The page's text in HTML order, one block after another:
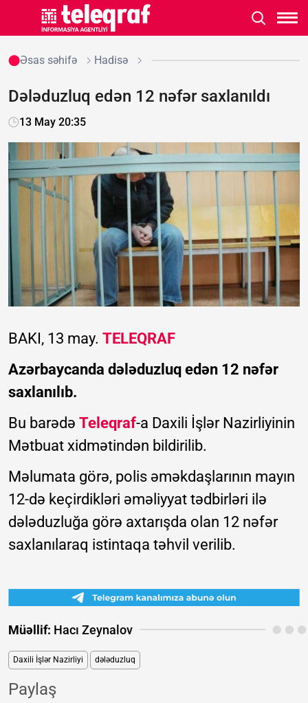
Əsas səhifə Hadisə
Dələduzluq edən 12 nəfər saxlanıldı
13 May 20:35
BAKI, 13 may. TELEQRAF
Azərbaycanda dələduzluq edən 12 nəfər
saxlanılıb.
Bu barədə Teleqraf-a Daxili İşlər Nazirliyinin
Mətbuat xidmətindən bildirilib.
Məlumata görə, polis əməkdaşlarının mayın
12-də keçirdikləri əməliyyat tədbirləri ilə
dələduzluğa görə axtarışda olan 12 nəfər
saxlanılaraq istintaqa təhvil verilib.
Müəllif: Hacı Zeynalov
Daxili İşlər Nazirliyi dələduzluq
Paylaş